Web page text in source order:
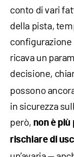
conto di vari
della pista,
configurazione
ricava un
decisione,
possono
in sicurezza
però, non è
rischiare di